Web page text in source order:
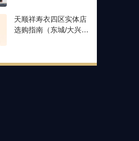
天顺祥寿衣四区实体店
选购指南（东城/大兴/